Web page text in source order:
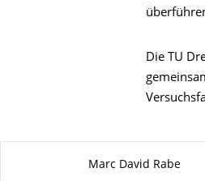
Die TU
Marc David Rabe